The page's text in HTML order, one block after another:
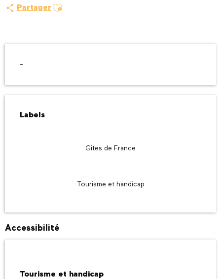
Partager Ajouter aux favoris
-
Labels
Labels
Gîtes de France
Tourisme et handicap
Accessibilité
Tourisme et handicap
Tourisme et handicap